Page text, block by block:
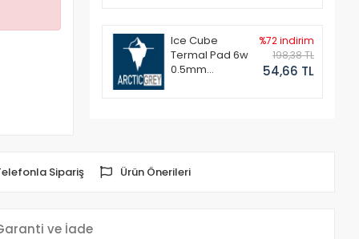
Ice Cube
Termal Pad 6w
0.5mm
%72 indirim
198,38 TL
54,66 TL
Sipariş Ürün Önerileri
ve İade